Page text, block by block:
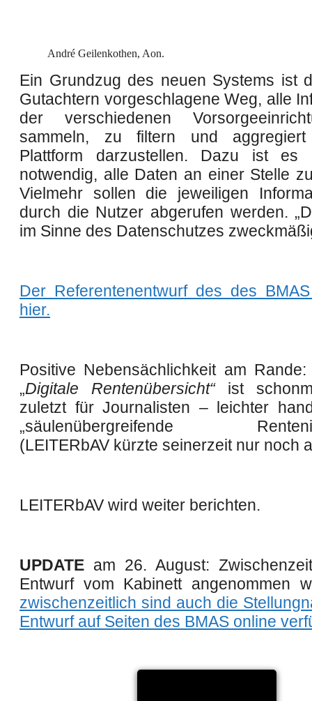
André Geilenkothen, Aon.
Ein Grundzug des neuen Systems ist
Gutachtern vorgeschlagene Weg, alle
der verschiedenen
sammeln, zu filtern und
Plattform darzustellen. Dazu ist es
notwendig, alle Daten an einer Stelle
Vielmehr sollen die jeweiligen
durch die Nutzer abgerufen werden.
im Sinne des Datenschutzes
Der Referentenentwurf des des
hier.
Positive Nebensächlichkeit am
„Digitale Rentenübersicht“ ist
zuletzt für Journalisten – leichter
„säulenübergreifende
(LEITERbAV kürzte seinerzeit nur noch
LEITERbAV wird weiter berichten.
UPDATE am 26. August:
Entwurf vom Kabinett angenommen
zwischenzeitlich sind auch die
Entwurf auf Seiten des BMAS online